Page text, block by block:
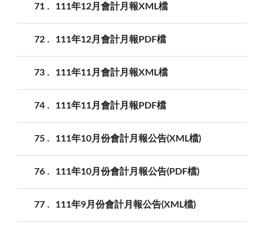
71 111年12月會計月報XML檔
72 111年12月會計月報PDF檔
73 111年11月會計月報XML檔
74 111年11月會計月報PDF檔
75 111年10月份會計月報公告(XML檔)
76 111年10月份會計月報公告(PDF檔)
77 111年9月份會計月報公告(XML檔)